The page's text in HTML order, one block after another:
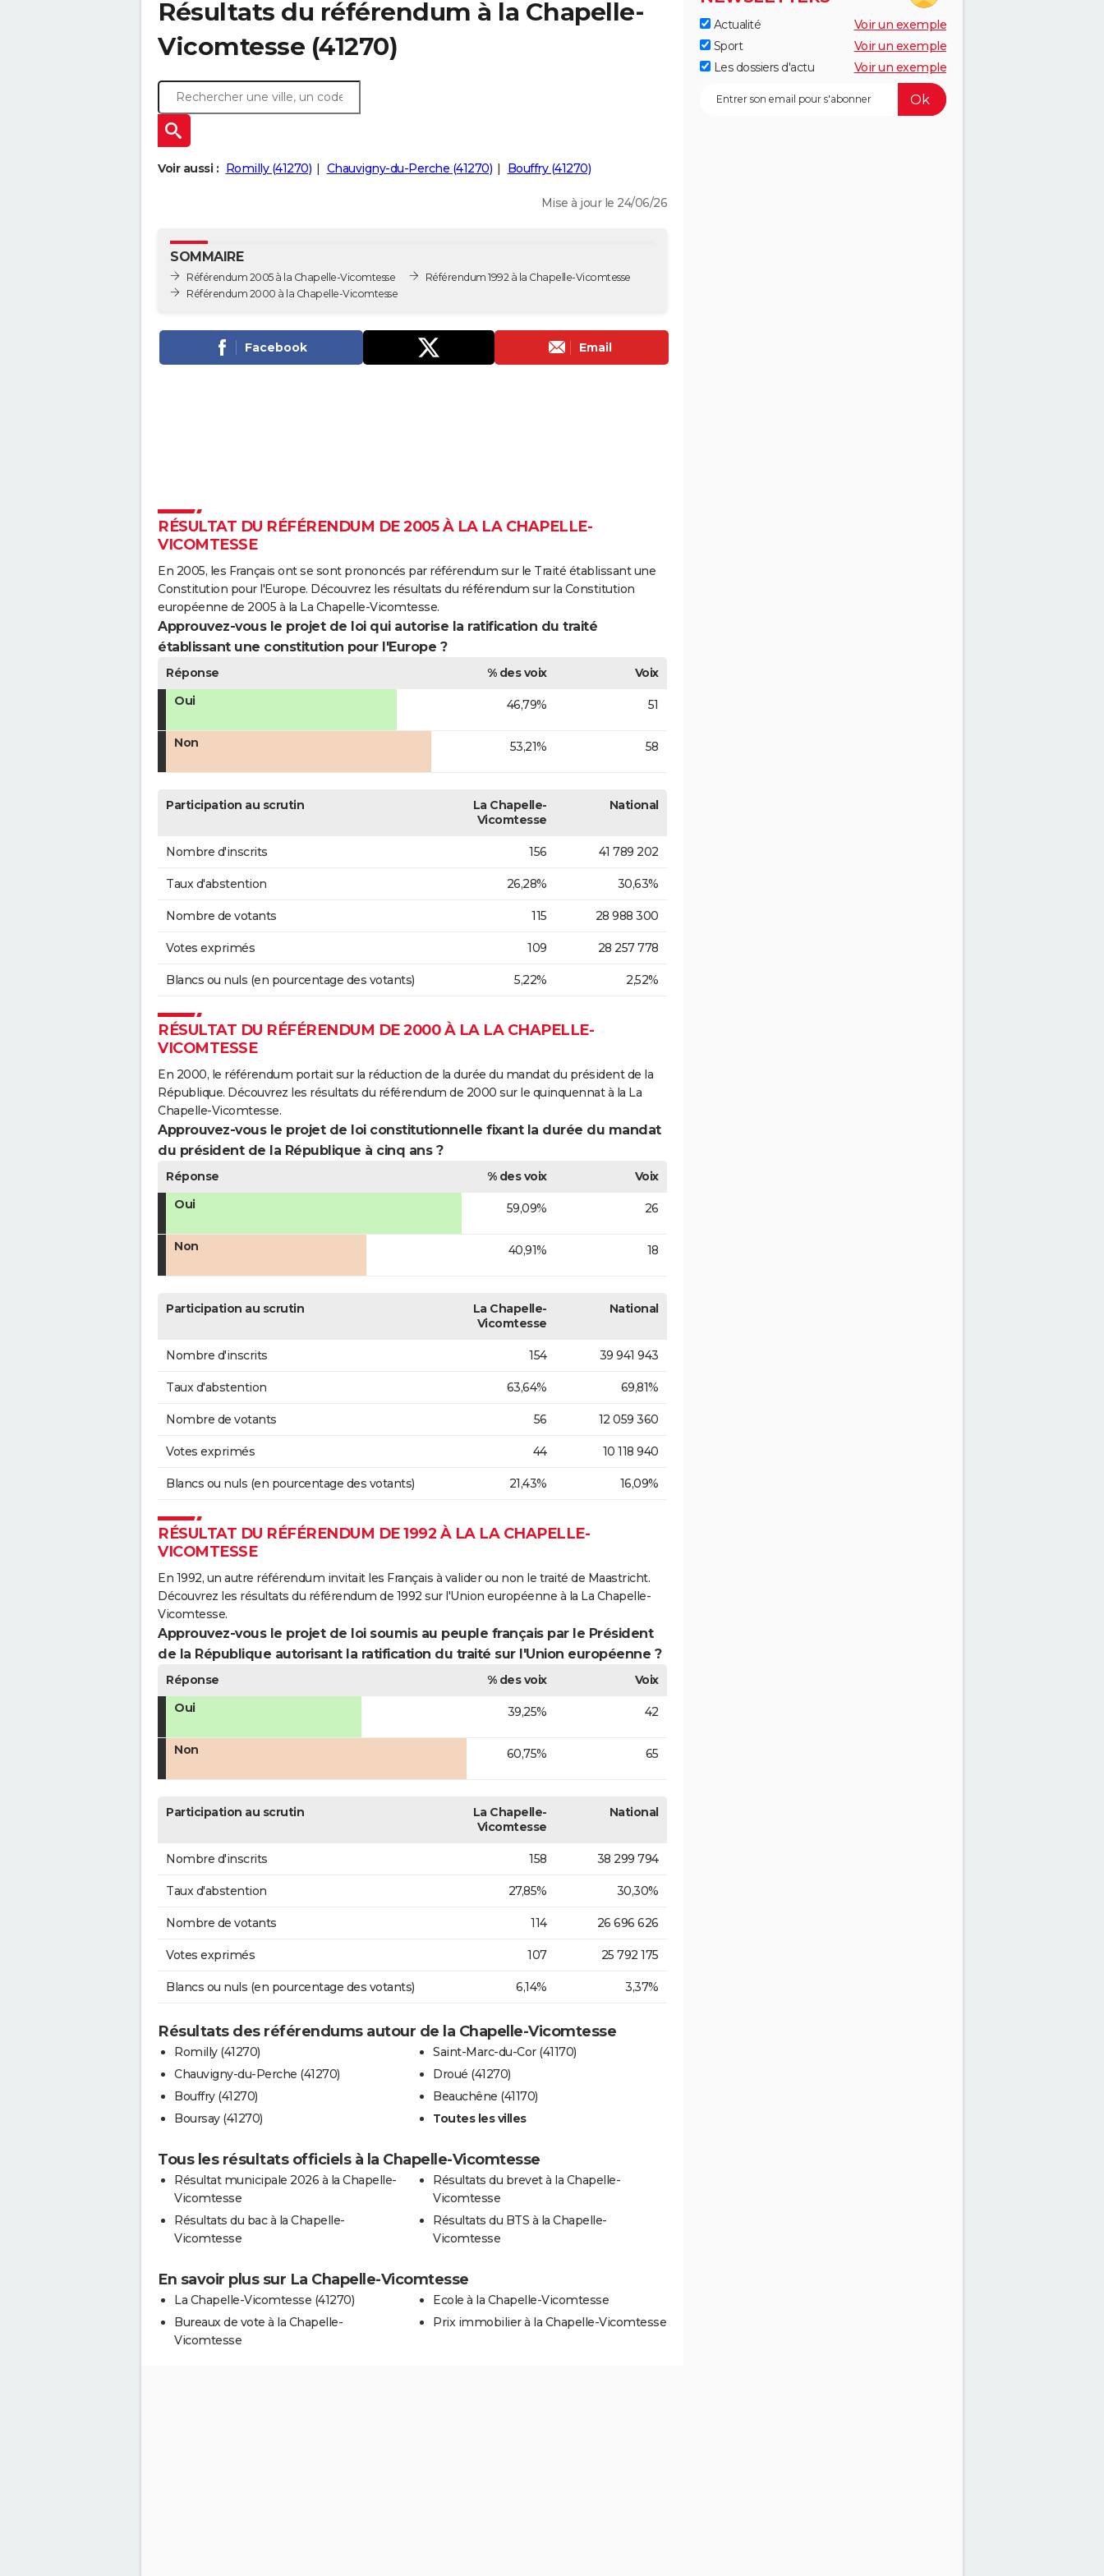
Résultats du référendum à la Chapelle-
Vicomtesse (41270)
Voir aussi : Romilly (41270) Chauvigny-du-Perche (41270) Bouffry (41270)
Mise à jour le 24/06/26
SOMMAIRE
Référendum 2005 à la Chapelle-Vicomtesse
Référendum 2000 à la Chapelle-Vicomtesse
Référendum 1992 à la Chapelle-Vicomtesse
Facebook Email
RÉSULTAT DU RÉFÉRENDUM DE 2005 À LA LA CHAPELLE-
VICOMTESSE
En 2005, les Français ont se sont prononcés par référendum sur le Traité établissant une
Constitution pour l'Europe. Découvrez les résultats du référendum sur la Constitution
européenne de 2005 à la La Chapelle-Vicomtesse.
Approuvez-vous le projet de loi qui autorise la ratification du traité
établissant une constitution pour l'Europe ?
Réponse % des voix
Voix
Oui
46,79% 51
Non 53,21% 58
Participation au scrutin
La Chapelle-
Vicomtesse
National
Nombre d'inscrits 156 41 789 202
Taux d'abstention 26,28% 30,63%
Nombre de votants 115 28 988 300
Votes exprimés 109 28 257 778
Blancs ou nuls (en pourcentage des votants) 5,22% 2,52%
RÉSULTAT DU RÉFÉRENDUM DE 2000 À LA LA CHAPELLE-
VICOMTESSE
En 2000, le référendum portait sur la réduction de la durée du mandat du président de la
République. Découvrez les résultats du référendum de 2000 sur le quinquennat à la La
Chapelle-Vicomtesse.
Approuvez-vous le projet de loi constitutionnelle fixant la durée du mandat
du président de la République à cinq ans ?
Réponse % des voix
Voix
Oui
59,09% 26
Non 40,91% 18
Participation au scrutin
La Chapelle-
Vicomtesse
National
Nombre d'inscrits 154 39 941 943
Taux d'abstention 63,64% 69,81%
Nombre de votants 56 12 059 360
Votes exprimés 44 10 118 940
Blancs ou nuls (en pourcentage des votants) 21,43% 16,09%
RÉSULTAT DU RÉFÉRENDUM DE 1992 À LA LA CHAPELLE-
VICOMTESSE
En 1992, un autre référendum invitait les Français à valider ou non le traité de Maastricht.
Découvrez les résultats du référendum de 1992 sur l'Union européenne à la La Chapelle-
Vicomtesse.
Approuvez-vous le projet de loi soumis au peuple français par le Président
de la République autorisant la ratification du traité sur l'Union européenne ?
Réponse % des voix
Voix
Oui
39,25% 42
Non 60,75% 65
Participation au scrutin
La Chapelle-
Vicomtesse
National
Nombre d'inscrits 158 38 299 794
Taux d'abstention 27,85% 30,30%
Nombre de votants 114 26 696 626
Votes exprimés 107 25 792 175
Blancs ou nuls (en pourcentage des votants) 6,14% 3,37%
Résultats des référendums autour de la Chapelle-Vicomtesse
Romilly (41270)
Chauvigny-du-Perche (41270)
Bouffry (41270)
Boursay (41270)
Saint-Marc-du-Cor (41170)
Droué (41270)
Beauchêne (41170)
Toutes les villes
Tous les résultats officiels à la Chapelle-Vicomtesse
Résultat municipale 2026 à la Chapelle-
Vicomtesse
Résultats du bac à la Chapelle-
Vicomtesse
Résultats du brevet à la Chapelle-
Vicomtesse
Résultats du BTS à la Chapelle-
Vicomtesse
En savoir plus sur La Chapelle-Vicomtesse
La Chapelle-Vicomtesse (41270)
Bureaux de vote à la Chapelle-
Vicomtesse
Ecole à la Chapelle-Vicomtesse
Prix immobilier à la Chapelle-Vicomtesse
Actualité
Voir un exemple
Sport
Voir un exemple
Les dossiers d'actu
Voir un exemple